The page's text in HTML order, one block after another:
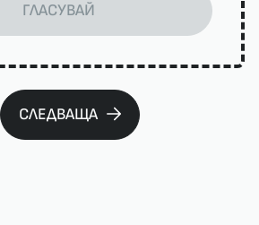
ГЛАСУВАЙ
СЛЕДВАЩА